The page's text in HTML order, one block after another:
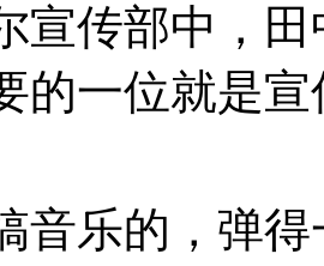
宣传部中，
的一位就是
音乐的，弹